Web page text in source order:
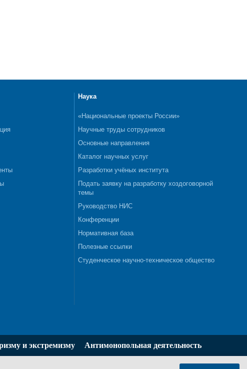
Наука
«Национальные проекты России»
Научные труды сотрудников
Основные направления
Каталог научных услуг
Разработки учёных института
Подать заявку на разработку хоздоговорной
темы
Руководство НИС
Конференции
Нормативная база
Полезные ссылки
Студенческое научно-техническое общество
и экстремизму Антимонопольная деятельность